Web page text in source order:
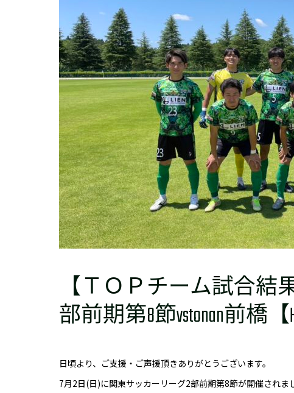
【ＴＯＰチーム試合結
部前期第8節vstonan前橋【
日頃より、ご支援・ご声援頂きありがとうございます。
7月2日(日)に関東サッカーリーグ2部前期第8節が開催されま